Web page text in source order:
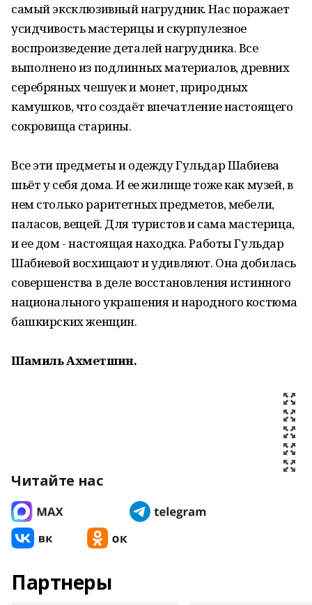
самый эксклюзивный нагрудник. Нас поражает
усидчивость мастерицы и скурпулезное
воспроизведение деталей нагрудника. Все
выполнено из подлинных материалов, древних
серебряных чешуек и монет, природных
камушков, что создаёт впечатление настоящего
сокровища старины.
Все эти предметы и одежду Гульдар Шабиева
шьёт у себя дома. И ее жилище тоже как музей, в
нем столько раритетных предметов, мебели,
паласов, вещей. Для туристов и сама мастерица,
и ее дом - настоящая находка. Работы Гульдар
Шабиевой восхищают и удивляют. Она добилась
совершенства в деле восстановления истинного
национального украшения и народного костюма
башкирских женщин.
Шамиль Ахметшин.
Читайте нас
Партнеры